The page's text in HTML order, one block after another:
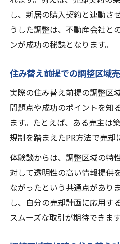
し、新居の購入契約と連動さ
うした調整は、不動産会社と
ンが成功の秘訣となります。
住み替え前提での調整区域
実際の住み替え前提の調整区
問題点や成功のポイントを知
ます。たとえば、ある売主は
規制を踏まえたPR方法で売却
体験談からは、調整区域の特
対して透明性の高い情報提供
ながったという共通点があり
し、自分の売却計画に応用す
スムーズな取引が期待できます